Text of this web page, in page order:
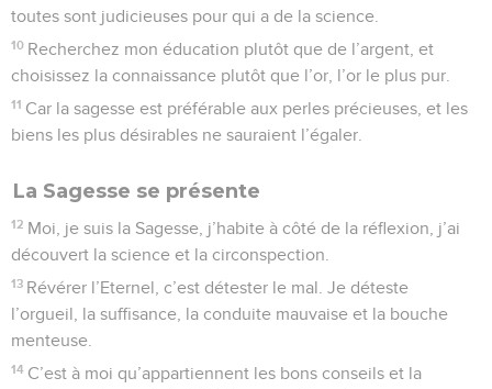
toutes sont judicieuses pour qui a de la science.
10 Recherchez mon éducation plutôt que de l’argent, et
choisissez la connaissance plutôt que l’or, l’or le plus pur.
11 Car la sagesse est préférable aux perles précieuses, et les
biens les plus désirables ne sauraient l’égaler.
La Sagesse se présente
12 Moi, je suis la Sagesse, j’habite à côté de la réflexion, j’ai
découvert la science et la circonspection.
13 Révérer l’Eternel, c’est détester le mal. Je déteste
l’orgueil, la suffisance, la conduite mauvaise et la bouche
menteuse.
14 C’est à moi qu’appartiennent les bons conseils et la